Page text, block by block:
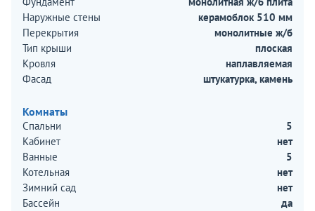
Наружные стены
керамоблок 510 мм
Перекрытия
монолитные ж/б
Тип крыши
плоская
Кровля
наплавляемая
Фасад
штукатурка, камень
Комнаты
Спальни
5
Кабинет
нет
Ванные
5
Котельная
нет
Зимний сад
нет
Бассейн
да